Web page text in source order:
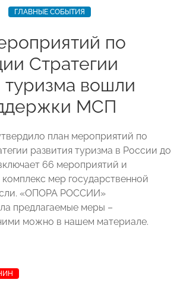
ГЛАВНЫЕ СОБЫТИЯ
по
Стратегии
туризма вошли
МСП
план мероприятий по
развития туризма в России до
66 мероприятий и
мер государственной
«ОПОРА РОССИИ»
предлагаемые меры –
можно в нашем материале.